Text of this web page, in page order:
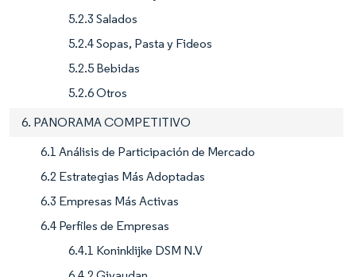
5.2.3 Salados
5.2.4 Sopas, Pasta y Fideos
5.2.5 Bebidas
5.2.6 Otros
6. PANORAMA COMPETITIVO
6.1 Análisis de Participación de Mercado
6.2 Estrategias Más Adoptadas
6.3 Empresas Más Activas
6.4 Perfiles de Empresas
6.4.1 Koninklijke DSM N.V